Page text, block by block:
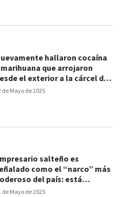
de Mayo de 2025
hallaron cocaína
que arrojaron
el exterior a la cárcel de
de Mayo de 2025
salteño es
como el “narco” más
del país: está
y es buscado